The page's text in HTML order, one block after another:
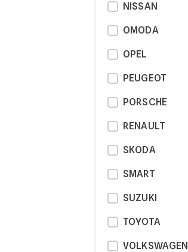
NISSAN
OMODA
OPEL
PEUGEOT
PORSCHE
RENAULT
SKODA
SMART
SUZUKI
TOYOTA
VOLKSWAGEN